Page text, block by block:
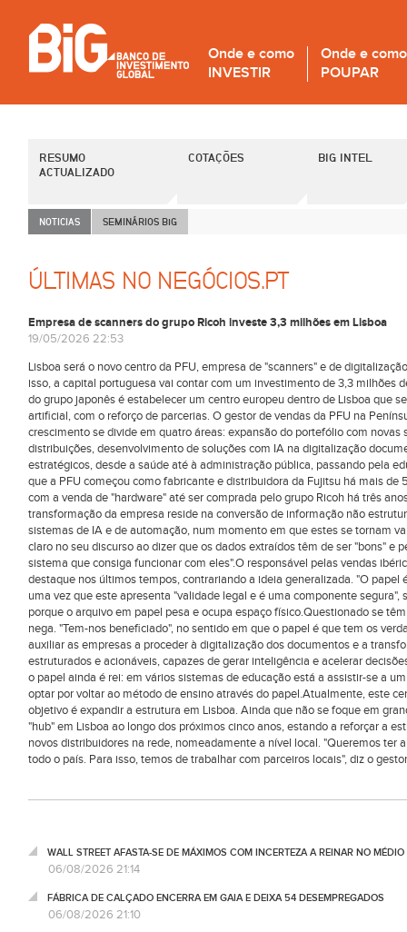
Onde e como
INVESTIR
Onde e como
POUPAR
RESUMO
ACTUALIZADO
COTAÇÕES BIG INTEL
NOTICIAS SEMINÁRIOS BiG
ÚLTIMAS NO NEGÓCIOS.PT
Empresa de scanners do grupo Ricoh investe 3,3 milhões em Lisboa
19/05/2026 22:53
Lisboa será o novo centro da PFU, empresa de "scanners" e de
isso, a capital portuguesa vai contar com um investimento de 3,3 milhões
do grupo japonês é estabelecer um centro europeu dentro de Lisboa que
artificial, com o reforço de parcerias. O gestor de vendas da PFU na
crescimento se divide em quatro áreas: expansão do portefólio com novas
distribuições, desenvolvimento de soluções com IA na digitalização
estratégicos, desde a saúde até à administração pública, passando pela
que a PFU começou como fabricante e distribuidora da Fujitsu há mais
com a venda de "hardware" até ser comprada pelo grupo Ricoh há três
transformação da empresa reside na conversão de informação não
sistemas de IA e de automação, num momento em que estes se tornam
claro no seu discurso ao dizer que os dados extraídos têm de ser "bons" e
sistema que consiga funcionar com eles".O responsável pelas vendas
destaque nos últimos tempos, contrariando a ideia generalizada. "O papel
uma vez que este apresenta "validade legal e é uma componente
porque o arquivo em papel pesa e ocupa espaço físico.Questionado se
nega. "Tem-nos beneficiado", no sentido em que o papel é que tem os
auxiliar as empresas a proceder à digitalização dos documentos e a
estruturados e acionáveis, capazes de gerar inteligência e acelerar
o papel ainda é rei: em vários sistemas de educação está a assistir-se a
optar por voltar ao método de ensino através do papel.Atualmente, este
objetivo é expandir a estrutura em Lisboa. Ainda que não se foque em
"hub" em Lisboa ao longo dos próximos cinco anos, estando a reforçar a
novos distribuidores na rede, nomeadamente a nível local. "Queremos ter
todo o país. Para isso, temos de trabalhar com parceiros locais", diz o
WALL STREET AFASTA-SE DE MÁXIMOS COM INCERTEZA A REINAR NO
06/08/2026 21:14
FÁBRICA DE CALÇADO ENCERRA EM GAIA E DEIXA 54 DESEMPREGADOS
06/08/2026 21:10